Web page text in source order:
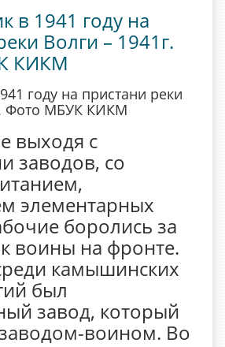
году на пристани реки
Фото МБУК КИКМ
выходя с
заводов, со
элементарных
боролись за
воины на фронте.
камышинских
был
завод, который
воином. Во